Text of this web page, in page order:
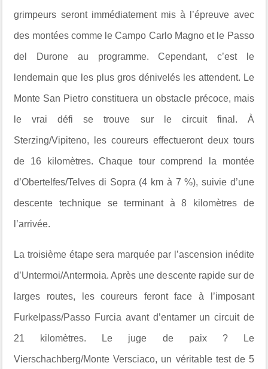
grimpeurs seront immédiatement mis à l’épreuve avec
des montées comme le Campo Carlo Magno et le Passo
del Durone au programme. Cependant, c’est le
lendemain que les plus gros dénivelés les attendent. Le
Monte San Pietro constituera un obstacle précoce, mais
le vrai défi se trouve sur le circuit final. À
Sterzing/Vipiteno, les coureurs effectueront deux tours
de 16 kilomètres. Chaque tour comprend la montée
d’Obertelfes/Telves di Sopra (4 km à 7 %), suivie d’une
descente technique se terminant à 8 kilomètres de
l’arrivée.
La troisième étape sera marquée par l’ascension inédite
d’Untermoi/Antermoia. Après une descente rapide sur de
larges routes, les coureurs feront face à l’imposant
Furkelpass/Passo Furcia avant d’entamer un circuit de
21 kilomètres. Le juge de paix ? Le
Vierschachberg/Monte Versciaco, un véritable test de 5